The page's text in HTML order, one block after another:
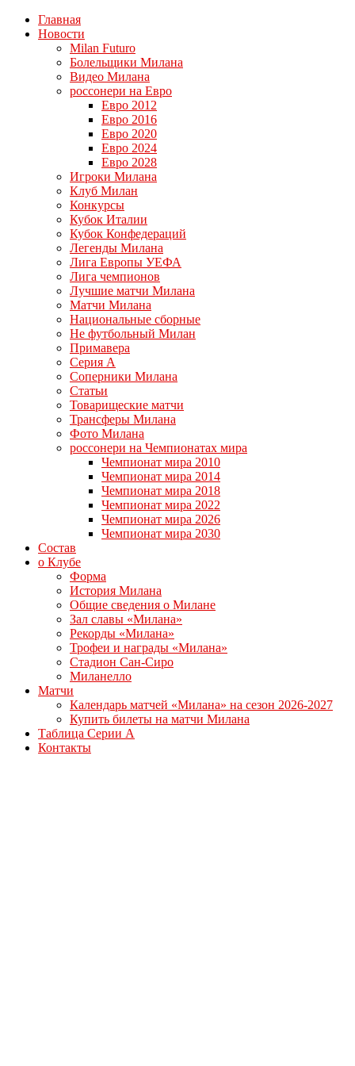
Главная
Новости
Milan Futuro
Болельщики Милана
Видео Милана
россонери на Евро
Евро 2012
Евро 2016
Евро 2020
Евро 2024
Евро 2028
Игроки Милана
Клуб Милан
Конкурсы
Кубок Италии
Кубок Конфедераций
Легенды Милана
Лига Европы УЕФА
Лига чемпионов
Лучшие матчи Милана
Матчи Милана
Национальные сборные
Не футбольный Милан
Примавера
Серия А
Соперники Милана
Статьи
Товарищеские матчи
Трансферы Милана
Фото Милана
россонери на Чемпионатах мира
Чемпионат мира 2010
Чемпионат мира 2014
Чемпионат мира 2018
Чемпионат мира 2022
Чемпионат мира 2026
Чемпионат мира 2030
Состав
о Клубе
Форма
История Милана
Общие сведения о Милане
Зал славы «Милана»
Рекорды «Милана»
Трофеи и награды «Милана»
Стадион Сан-Сиро
Миланелло
Матчи
Календарь матчей «Милана» на сезон 2026-2027
Купить билеты на матчи Милана
Таблица Серии А
Контакты